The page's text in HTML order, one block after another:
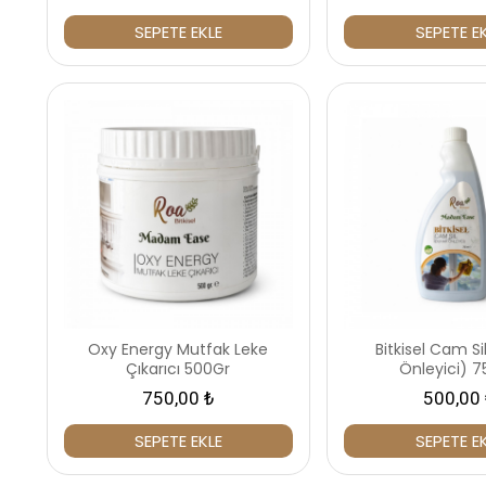
SEPETE EKLE SEPETE
Oxy Energy Mutfak Leke
Çıkarıcı 500Gr
750,00 ₺
SEPETE EKLE
Bitkisel Cam
Önleyici)
500,00
SEPETE